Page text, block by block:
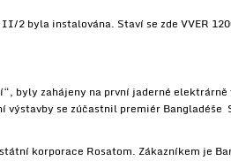
2 byla instalována. Staví se zde VVER
byly zahájeny na první jaderné elektrárně
výstavby se zúčastnil premiér
korporace Rosatom. Zákazníkem je